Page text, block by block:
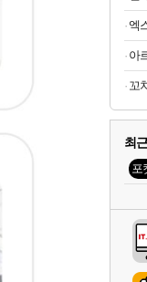
아
꼬
최
포